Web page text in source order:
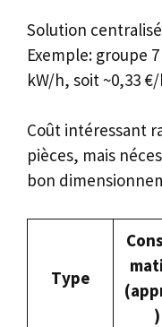
Solution
Exemple: groupe
kW/h, soit ~0,33
Coût intéressant
pièces, mais
bon
Type
)